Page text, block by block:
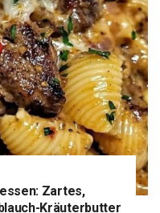
Zartes,
Kräuterbutter